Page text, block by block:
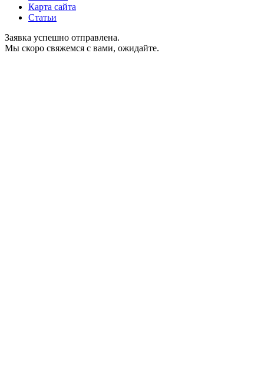
Карта сайта
Статьи
Заявка успешно отправлена.
Мы скоро свяжемся с вами, ожидайте.